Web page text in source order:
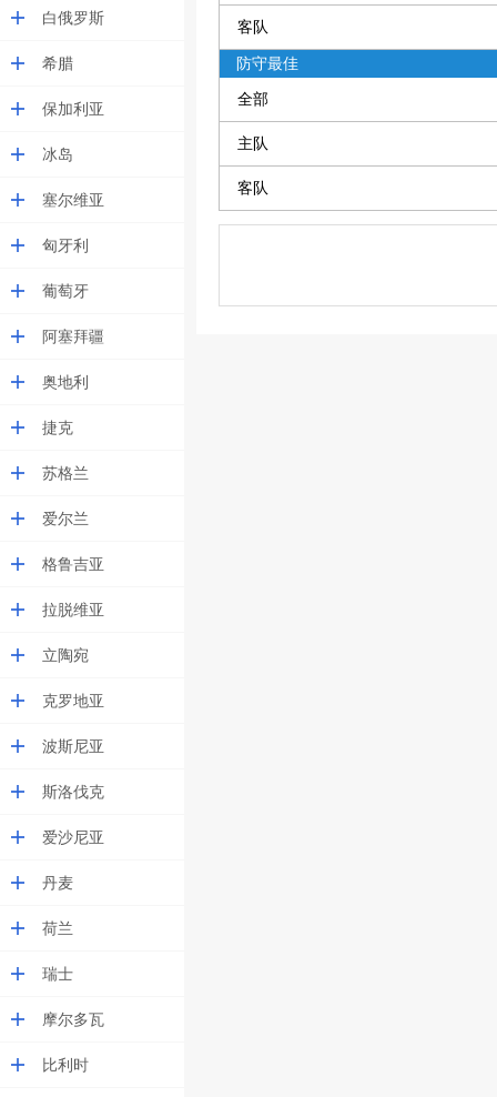
白俄罗斯
希腊
保加利亚
冰岛
塞尔维亚
匈牙利
葡萄牙
阿塞拜疆
奥地利
捷克
苏格兰
爱尔兰
格鲁吉亚
拉脱维亚
立陶宛
克罗地亚
波斯尼亚
斯洛伐克
爱沙尼亚
丹麦
荷兰
瑞士
摩尔多瓦
比利时
客队
防守最佳
全部
主队
客队